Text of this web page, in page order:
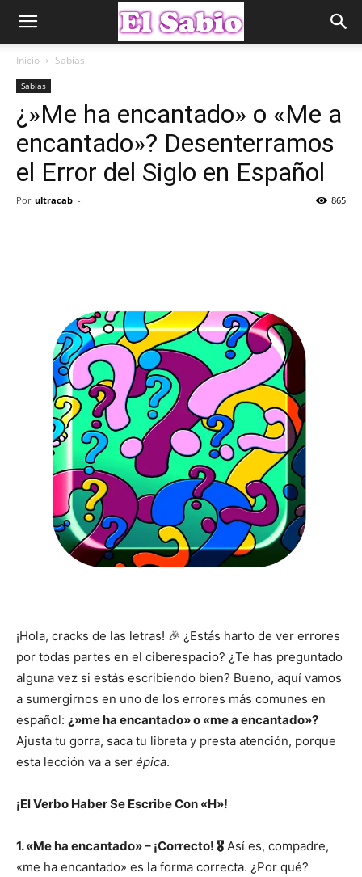
Inicio Sabias
Sabias
¿»Me ha encantado» o «Me a
encantado»? Desenterramos
el Error del Siglo en Español
Por ultracab - 865
¡Hola, cracks de las letras! 🎉 ¿Estás harto de ver errores
por todas partes en el ciberespacio? ¿Te has preguntado
alguna vez si estás escribiendo bien? Bueno, aquí vamos
a sumergirnos en uno de los errores más comunes en
español: ¿»me ha encantado» o «me a encantado»?
Ajusta tu gorra, saca tu libreta y presta atención, porque
esta lección va a ser épica.
¡El Verbo Haber Se Escribe Con «H»!
1. «Me ha encantado» – ¡Correcto! 🎖️ Así es, compadre,
«me ha encantado» es la forma correcta. ¿Por qué?